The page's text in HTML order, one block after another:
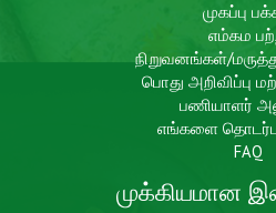
முகப்பு
எம்கம
நிறுவனங்கள்/
பொது அறிவிப்பு
பணியாளர்
எங்களை
FAQ
முக்கியமான